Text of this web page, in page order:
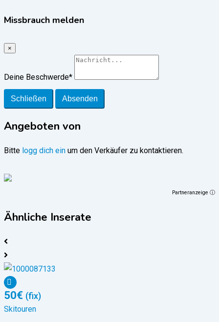
Missbrauch melden
×
Deine Beschwerde*
Schließen Absenden
Angeboten von
Bitte logg dich ein um den Verkäufer zu kontaktieren.
Partneranzeige ⓘ
Ähnliche Inserate
50€ (fix)
Skitouren